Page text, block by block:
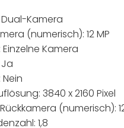
Kamera
(numerisch): 12 MP
Kamera
3840 x 2160 Pixel
(numerisch):
1,8